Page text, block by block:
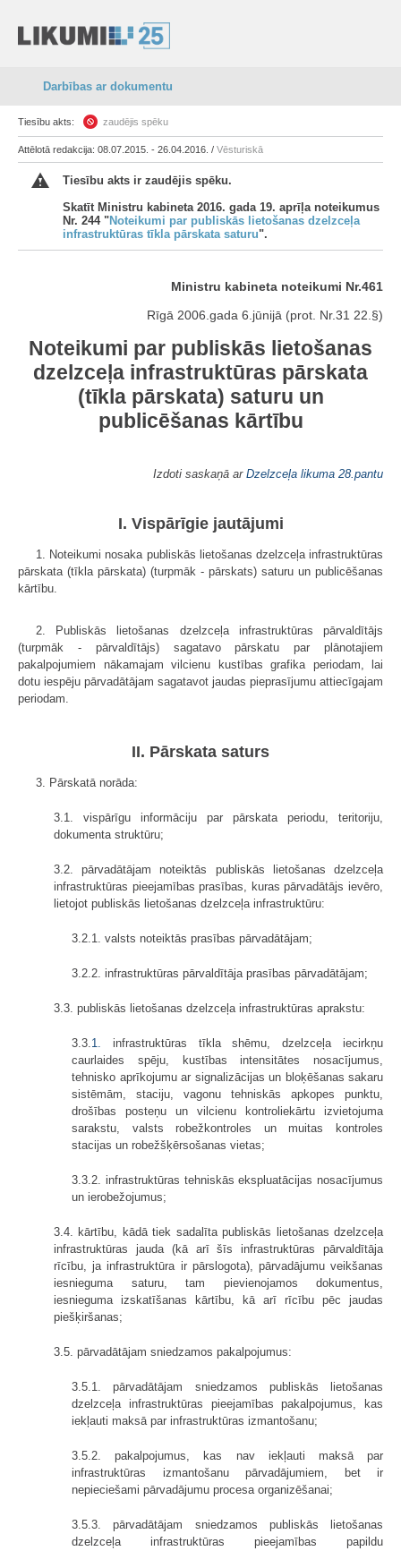
Darbības ar dokumentu
Tiesību akts: zaudējis spēku
Attēlotā redakcija: 08.07.2015. - 26.04.2016. / Vēsturiskā
Tiesību akts ir zaudējis spēku.
Skatīt Ministru kabineta 2016. gada 19. aprīļa noteikumus
Nr. 244 "Noteikumi par publiskās lietošanas dzelzceļa
infrastruktūras tīkla pārskata saturu".
Ministru kabineta noteikumi Nr.461
Rīgā 2006.gada 6.jūnijā (prot. Nr.31 22.§)
Noteikumi par publiskās lietošanas
dzelzceļa infrastruktūras pārskata
(tīkla pārskata) saturu un
publicēšanas kārtību
Izdoti saskaņā ar Dzelzceļa likuma 28.pantu
I. Vispārīgie jautājumi
1. Noteikumi nosaka publiskās lietošanas dzelzceļa infrastruktūras
pār­skata (tīkla pārskata) (turpmāk - pārskats) saturu un publicēšanas
kārtību.
2. Publiskās lietošanas dzelzceļa infrastruktūras pārvaldītājs
(turpmāk - pārvaldītājs) sagatavo pārskatu par plānotajiem
pakalpojumiem nākamajam vilcienu kustības grafika periodam, lai
dotu iespēju pārvadātājam sagatavot jaudas pieprasījumu attiecīgajam
periodam.
II. Pārskata saturs
3. Pārskatā norāda:
3.1. vispārīgu informāciju par pārskata periodu, teritoriju,
dokumenta struktūru;
3.2. pārvadātājam noteiktās publiskās lietošanas dzelzceļa
infrastruktūras pieejamības prasības, kuras pārvadātājs ievēro,
lietojot publiskās lietošanas dzelzceļa infrastruktūru:
3.2.1. valsts noteiktās prasības pārvadātājam;
3.2.2. infrastruktūras pārvaldītāja prasības pārvadātājam;
3.3. publiskās lietošanas dzelzceļa infrastruktūras aprakstu:
3.3.1. infrastruktūras tīkla shēmu, dzelzceļa iecirkņu
caurlaides spēju, kustības intensitātes nosacījumus,
tehnisko aprīkojumu ar signalizācijas un bloķēšanas sakaru
sistēmām, staciju, vagonu tehniskās apkopes punktu,
drošības posteņu un vilcienu kontroliekārtu izvietojuma
sarakstu, valsts robežkontroles un muitas kontroles
stacijas un robežšķērsošanas vietas;
3.3.2. infrastruktūras tehniskās ekspluatācijas nosacījumus
un iero­bežojumus;
3.4. kārtību, kādā tiek sadalīta publiskās lietošanas dzelzceļa
infra­struktūras jauda (kā arī šīs infrastruktūras pārvaldītāja
rīcību, ja infrastruktūra ir pārslogota), pārvadājumu veikšanas
iesnieguma saturu, tam pievienojamos do­kumentus,
iesnieguma izskatīšanas kārtību, kā arī rīcību pēc jaudas
piešķiršanas;
3.5. pārvadātājam sniedzamos pakalpojumus:
3.5.1. pārvadātājam sniedzamos publiskās lietošanas
dzelzceļa infra­struktūras pieejamības pakalpojumus, kas
iekļauti maksā par infrastruktūras izmantošanu;
3.5.2. pakalpojumus, kas nav iekļauti maksā par
infrastruktūras izmanto­šanu pārvadājumiem, bet ir
nepieciešami pārvadājumu procesa organizēšanai;
3.5.3. pārvadātājam sniedzamos publiskās lietošanas
dzelzceļa infra­struktūras pieejamības papildu